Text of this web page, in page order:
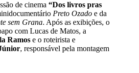
de cinema “Dos livros pras
Preto Ozado e da
sem Grana. Após as exibições, o
com Lucas de Matos, a
Ramos e o roteirista e
, responsável pela montagem